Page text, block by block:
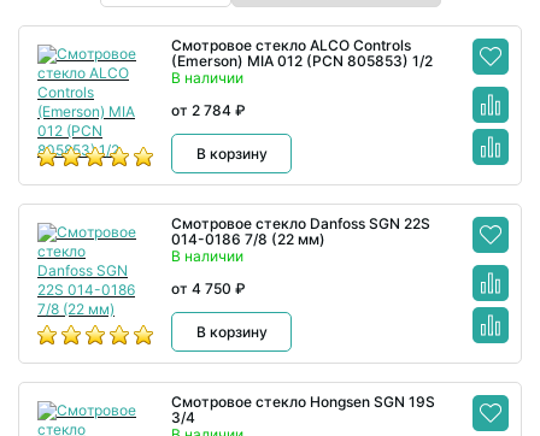
Смотровое стекло ALCO Controls
(Emerson) MIA 012 (PCN 805853) 1/2
В наличии
от 2 784 ₽
В корзину
Смотровое стекло Danfoss SGN 22S
014-0186 7/8 (22 мм)
В наличии
от 4 750 ₽
В корзину
Смотровое стекло Hongsen SGN 19S
3/4